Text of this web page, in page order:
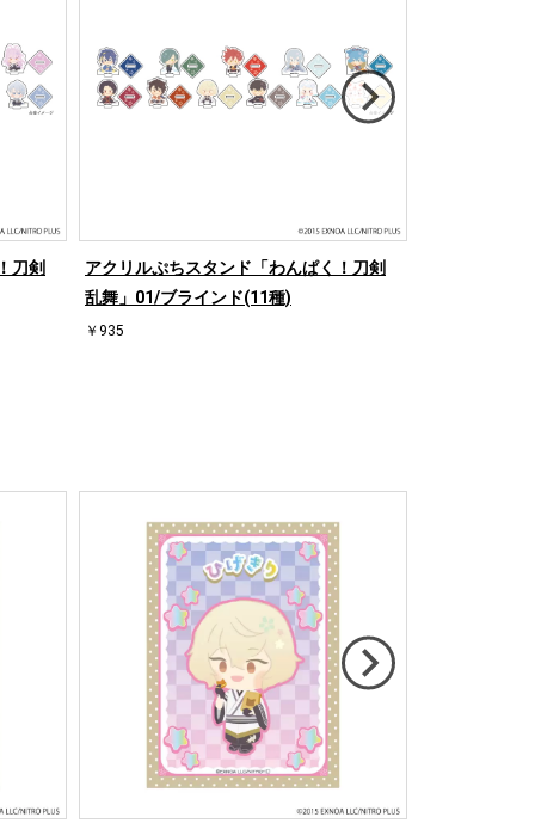
刀剣
アクリルぷちスタンド「わんぱく！刀剣
乱舞」01/ブラインド(11種)
￥935